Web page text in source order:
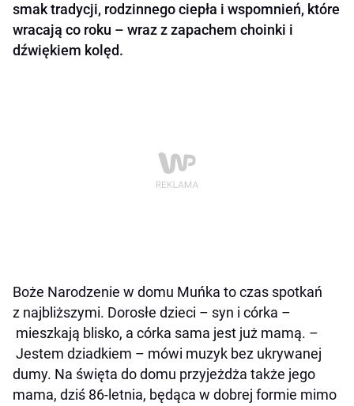
smak tradycji, rodzinnego ciepła i wspomnień, które
wracają co roku – wraz z zapachem choinki i
dźwiękiem kolęd.
Boże Narodzenie w domu Muńka to czas spotkań
z najbliższymi. Dorosłe dzieci – syn i córka –
mieszkają blisko, a córka sama jest już mamą. –
Jestem dziadkiem – mówi muzyk bez ukrywanej
dumy. Na święta do domu przyjeżdża także jego
mama, dziś 86-letnia, będąca w dobrej formie mimo